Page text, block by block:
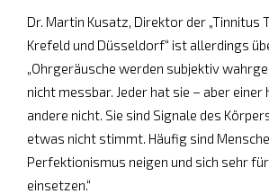
Dr. Martin Kusatz, Direktor der „Tinnitus
Krefeld und Düsseldorf“ ist allerdings
„Ohrgeräusche werden subjektiv
nicht messbar. Jeder hat sie – aber einer
andere nicht. Sie sind Signale des
etwas nicht stimmt. Häufig sind
Perfektionismus neigen und sich sehr
einsetzen.“